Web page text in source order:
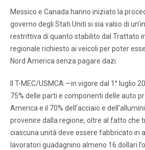
Messico e Canada hanno iniziato la
governo degli Stati Uniti si sia valso di
restrittiva di quanto stabilito dal Trattato
regionale richiesto ai veicoli per poter
Nord America senza pagare dazi.
Il T-MEC/USMCA —in vigore dal 1° luglio
75% delle parti e componenti delle auto
America e il 70% dell’acciaio e
provenire dalla regione, oltre al fatto che
ciascuna unità deve essere fabbricato in
lavoratori guadagnino almeno 16 dollari